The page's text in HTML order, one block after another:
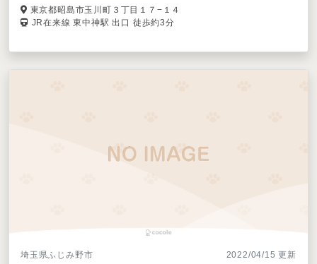
東京都昭島市玉川町３丁目１７−１４
JR在来線 東中神駅 出口 徒歩約3分
埼玉県ふじみ野市 2022/04/15 更新